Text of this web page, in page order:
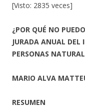
[Visto: 2835 veces]
¿POR QUÉ NO
JURADA ANUAL DEL
PERSONAS
MARIO ALVA
RESUMEN